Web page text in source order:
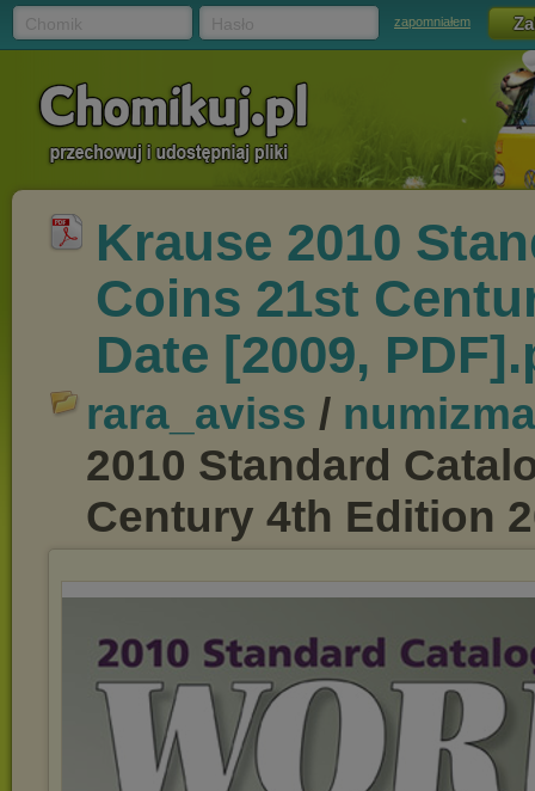
zapomniałem
Krause 2010
Coins 21st
Date [2009,
rara_aviss /
2010 Standard
Century 4th Edition